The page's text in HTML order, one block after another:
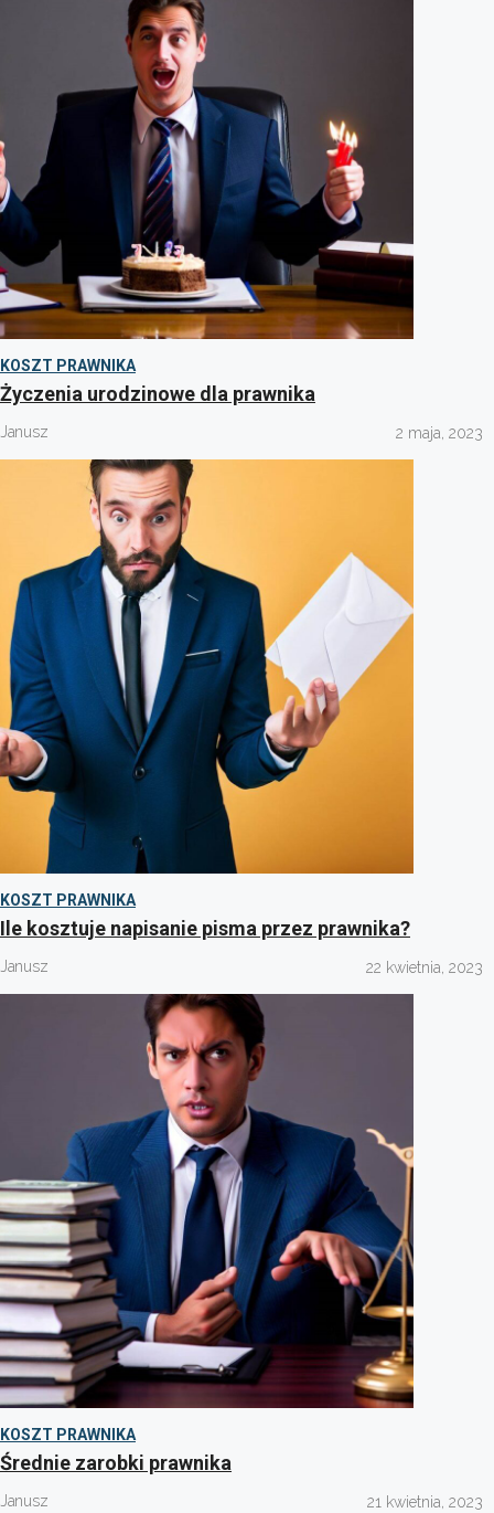
KOSZT PRAWNIKA
Życzenia urodzinowe dla prawnika
Janusz 2 maja, 2023
KOSZT PRAWNIKA
Ile kosztuje napisanie pisma przez prawnika?
Janusz 22 kwietnia, 2023
KOSZT PRAWNIKA
Średnie zarobki prawnika
Janusz 21 kwietnia, 2023